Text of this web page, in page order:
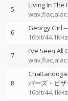
5 Living In The
6 Georgy Girl --
16bit/44.1kHz
7 I’ve Seen All
8
Chattanooga
パーズ・ビ
16bit/44.1kHz